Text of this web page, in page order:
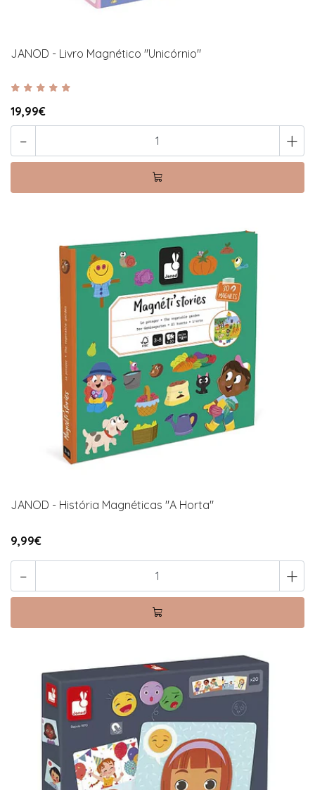
JANOD - Livro Magnético "Unicórnio"
19,99€
- +
JANOD - História Magnéticas "A Horta"
9,99€
- +